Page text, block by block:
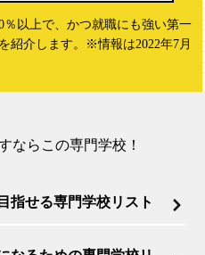
以上で、かつ就職にも強い第一
紹介します。※情報は2022年7月
ならこの専門学校！
指せる専門学校リスト